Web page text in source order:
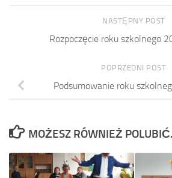
NASTĘPNY POST
Rozpoczęcie roku szkolnego
POPRZEDNI POST
Podsumowanie roku
MOŻESZ RÓWNIEŻ